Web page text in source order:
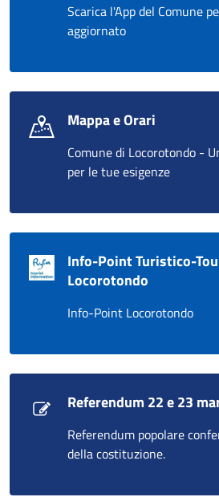
Scarica l'App del Comune
aggiornato
Mappa e Orari
Comune di Locorotondo -
per le tue esigenze
Info-Point Turistico-
Locorotondo
Info-Point Locorotondo
Referendum 22 e 23
Referendum popolare
della costituzione.